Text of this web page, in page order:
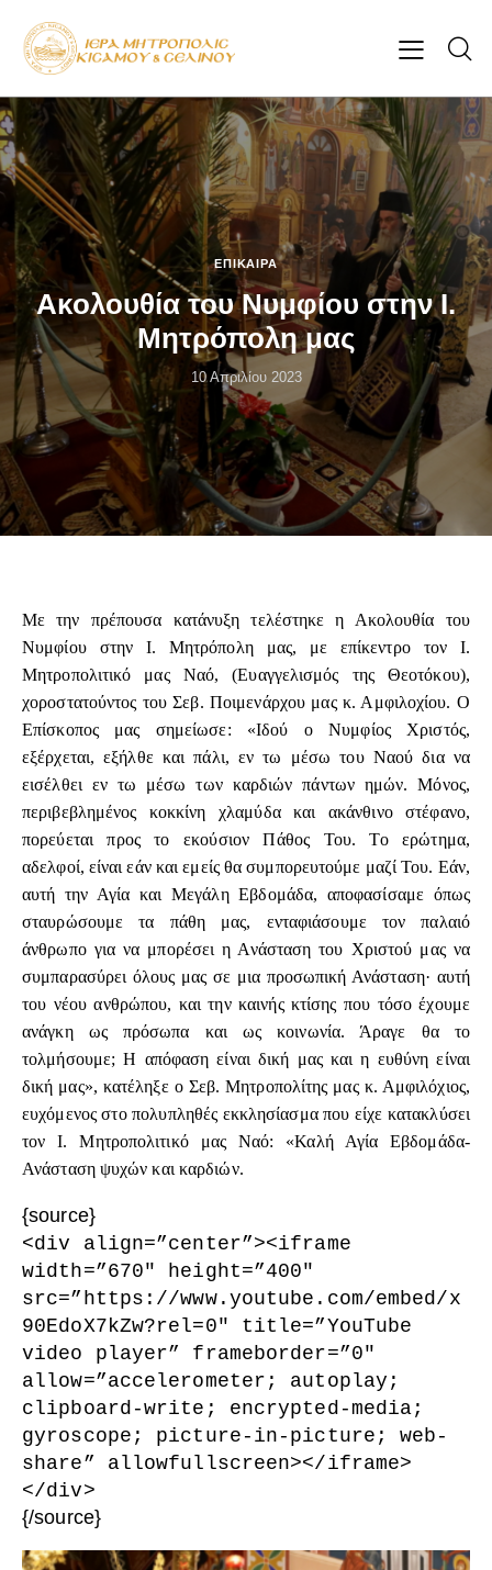
ΕΠΊΚΑΙΡΑ
Ακολουθία του Νυμφίου στην Ι.
Μητρόπολη μας
10 Απριλίου 2023
Με την πρέπουσα κατάνυξη τελέστηκε η Ακολουθία του
Νυμφίου στην Ι. Μητρόπολη μας, με επίκεντρο τον Ι.
Μητροπολιτικό μας Ναό, (Ευαγγελισμός της Θεοτόκου),
χοροστατούντος του Σεβ. Ποιμενάρχου μας κ. Αμφιλοχίου. Ο
Επίσκοπος μας σημείωσε: «Ιδού ο Νυμφίος Χριστός,
εξέρχεται, εξήλθε και πάλι, εν τω μέσω του Ναού δια να
εισέλθει εν τω μέσω των καρδιών πάντων ημών. Μόνος,
περιβεβλημένος κοκκίνη χλαμύδα και ακάνθινο στέφανο,
πορεύεται προς το εκούσιον Πάθος Του. Το ερώτημα,
αδελφοί, είναι εάν και εμείς θα συμπορευτούμε μαζί Του. Εάν,
αυτή την Αγία και Μεγάλη Εβδομάδα, αποφασίσαμε όπως
σταυρώσουμε τα πάθη μας, ενταφιάσουμε τον παλαιό
άνθρωπο για να μπορέσει η Ανάσταση του Χριστού μας να
συμπαρασύρει όλους μας σε μια προσωπική Ανάσταση· αυτή
του νέου ανθρώπου, και την καινής κτίσης που τόσο έχουμε
ανάγκη ως πρόσωπα και ως κοινωνία. Άραγε θα το
τολμήσουμε; Η απόφαση είναι δική μας και η ευθύνη είναι
δική μας», κατέληξε ο Σεβ. Μητροπολίτης μας κ. Αμφιλόχιος,
ευχόμενος στο πολυπληθές εκκλησίασμα που είχε κατακλύσει
τον Ι. Μητροπολιτικό μας Ναό: «Καλή Αγία Εβδομάδα-
Ανάσταση ψυχών και καρδιών.
{source}
<div align=”center”><iframe
width=”670″ height=”400″
src=”https://www.youtube.com/embed/x
90EdoX7kZw?rel=0″ title=”YouTube
video player” frameborder=”0″
allow=”accelerometer; autoplay;
clipboard-write; encrypted-media;
gyroscope; picture-in-picture; web-
share” allowfullscreen></iframe>
</div>
{/source}